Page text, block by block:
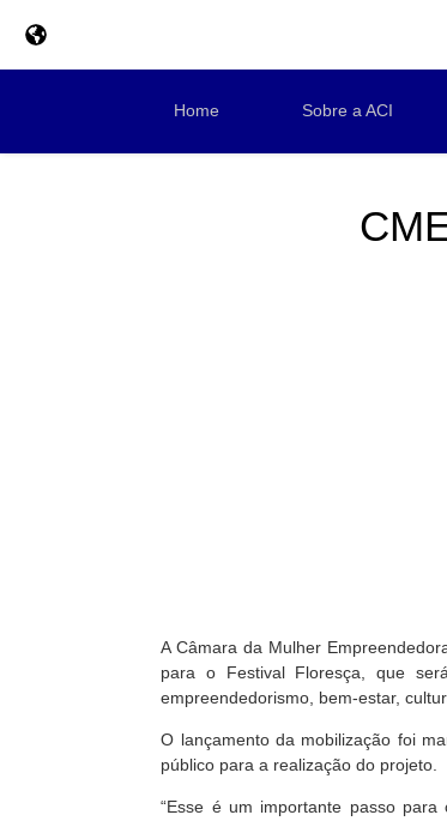
Home Sobre a ACI
A Câmara da Mulher
para o Festival Floresça, que
empreendedorismo, bem-estar,
O lançamento da mobilização foi
público para a realização do projeto.
“Esse é um importante passo